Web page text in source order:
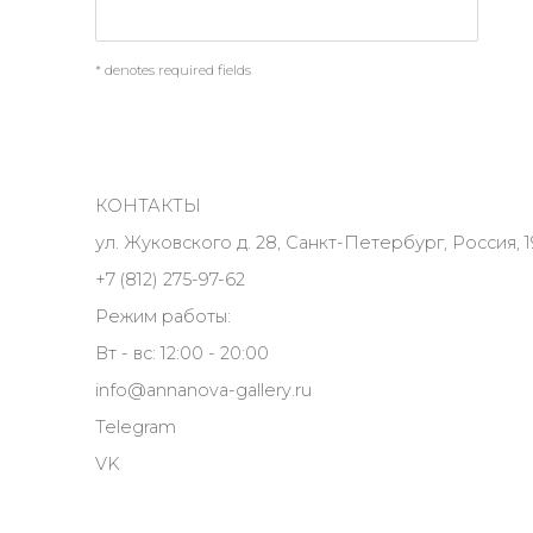
* denotes required fields
КОНТАКТЫ
ул. Жуковского д. 28, Санкт-Петербург, Россия,
+7 (812) 275-97-62
Режим работы:
Вт - вс: 12:00 - 20:00
info@annanova-gallery.ru
Telegram
VK